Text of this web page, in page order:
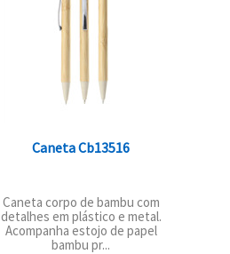
Caneta Cb13516
Caneta corpo de bambu com
detalhes em plástico e metal.
Acompanha estojo de papel
bambu pr...